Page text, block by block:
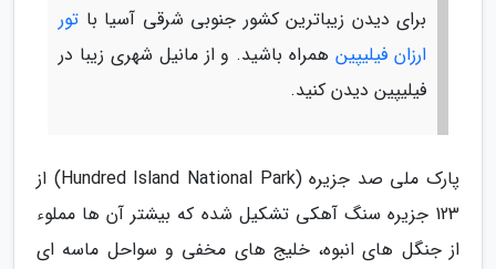
برای دیدن زیباترین کشور جنوبی شرقی آسیا با تور
ارزان فیلیپینهمراه باشید. و از مانیل شهری زیبا در
فیلیپین دیدن کنید.
پارک ملی صد جزیره (Hundred Island National Park) از
123 جزیره سنگ آهکی تشکیل شده که بیشتر آن ها مملوء
از جنگل های انبوه، خلیج های مخفی و سواحل ماسه ای